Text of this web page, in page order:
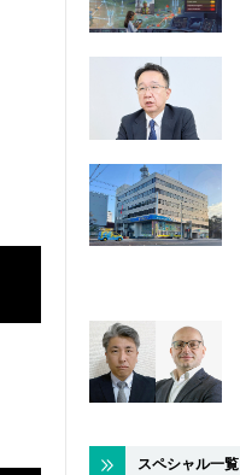
スペシャル一覧